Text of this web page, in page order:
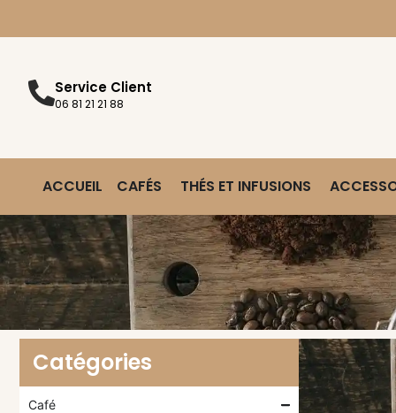
Service Client
06 81 21 21 88
ACCUEIL CAFÉS THÉS ET INFUSIONS
Catégories
Café